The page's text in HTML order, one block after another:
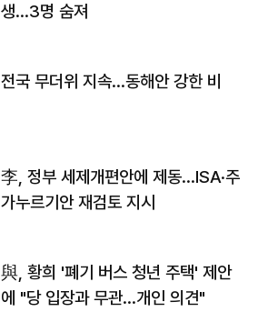
생…3명 숨져
전국 무더위 지속…동해안 강한 비
李, 정부 세제개편안에 제동…ISA·주
가누르기안 재검토 지시
與, 황희 '폐기 버스 청년 주택' 제안
에 "당 입장과 무관…개인 의견"